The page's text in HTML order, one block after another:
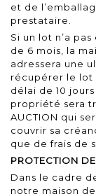
et de
prestataire.
Si un lot n’a
de 6 mois, la
adressera une
récupérer le lot
délai de 10
propriété sera
AUCTION qui
couvrir sa
que de frais de
PROTECTION
Dans le cadre
notre maison